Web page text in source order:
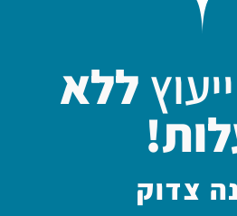
ללא
צדוק